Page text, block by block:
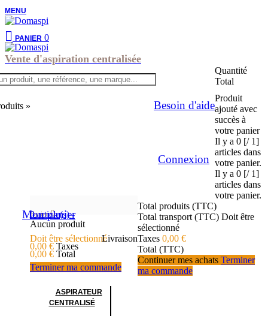
MENU
PANIER 0
Vente d'aspiration centralisée
» Besoin d'aide
Connexion
Panier 0
0 article(s) -
Mon panier
Aucun produit
Doit être sélectionnéLivraison
0,00 € Taxes
0,00 € Total
Terminer ma commande
Quantité
Total
Produit
ajouté avec
succès à
votre panier
Il y a 0 [/ 1]
articles dans
votre panier.
Il y a 0 [/ 1]
articles dans
votre panier.
Total produits (TTC)
Total transport (TTC) Doit être
sélectionné
Taxes 0,00 €
Total (TTC)
Continuer mes achats Terminer
ma commande
ASPIRATEUR
CENTRALISÉ